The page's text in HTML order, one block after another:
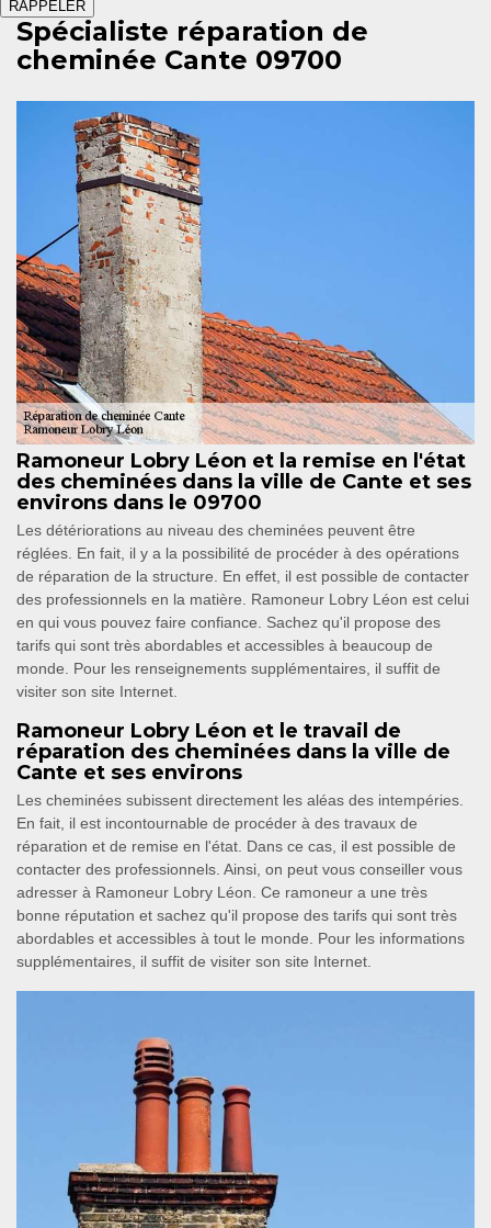
Spécialiste réparation de
cheminée Cante 09700
Ramoneur Lobry Léon et la remise en l'état
des cheminées dans la ville de Cante et ses
environs dans le 09700
Les détériorations au niveau des cheminées peuvent être
réglées. En fait, il y a la possibilité de procéder à des opérations
de réparation de la structure. En effet, il est possible de contacter
des professionnels en la matière. Ramoneur Lobry Léon est celui
en qui vous pouvez faire confiance. Sachez qu'il propose des
tarifs qui sont très abordables et accessibles à beaucoup de
monde. Pour les renseignements supplémentaires, il suffit de
visiter son site Internet.
Ramoneur Lobry Léon et le travail de
réparation des cheminées dans la ville de
Cante et ses environs
Les cheminées subissent directement les aléas des intempéries.
En fait, il est incontournable de procéder à des travaux de
réparation et de remise en l'état. Dans ce cas, il est possible de
contacter des professionnels. Ainsi, on peut vous conseiller vous
adresser à Ramoneur Lobry Léon. Ce ramoneur a une très
bonne réputation et sachez qu'il propose des tarifs qui sont très
abordables et accessibles à tout le monde. Pour les informations
supplémentaires, il suffit de visiter son site Internet.